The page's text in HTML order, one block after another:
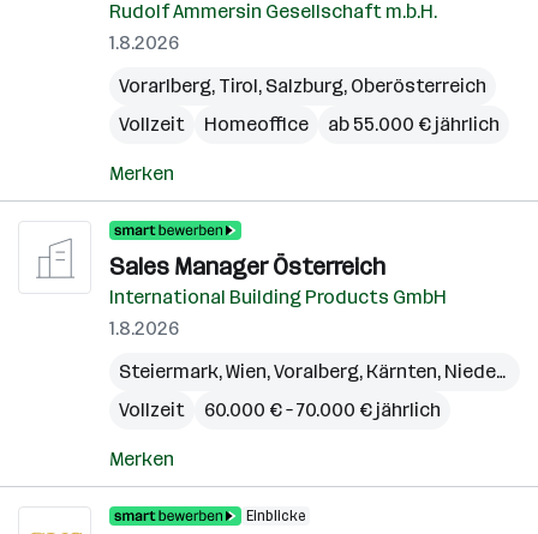
Rudolf Ammersin Gesellschaft m.b.H.
1.8.2026
Vorarlberg, Tirol, Salzburg, Oberösterreich
Vollzeit
Homeoffice ab 55.000 € jährlich
Merken
Sales Manager Österreich
International Building Products GmbH
1.8.2026
Steiermark,Wien,Voralberg, Kärnten, Niederösterreich
Vollzeit
60.000 € – 70.000 € jährlich
Merken
Einblicke